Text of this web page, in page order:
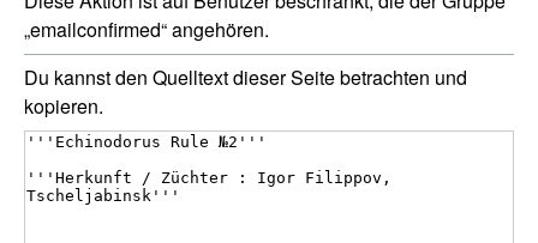
„emailconfirmed“ angehören.
Du kannst den Quelltext dieser Seite betrachten und
kopieren.